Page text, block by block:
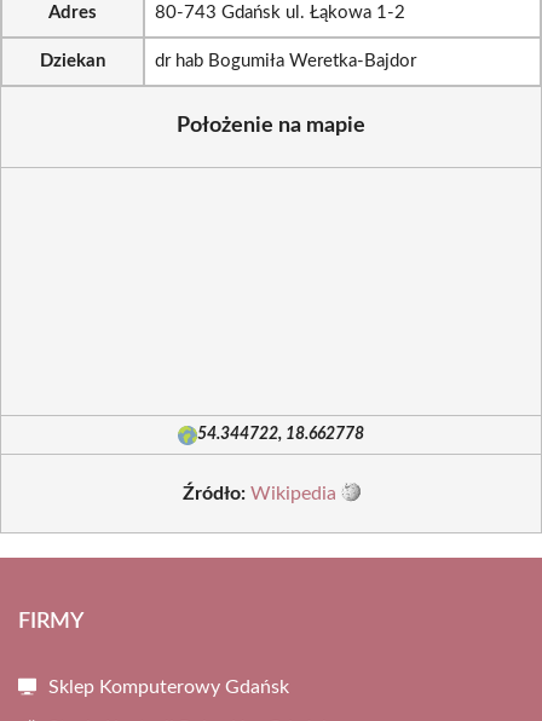
Adres 80-743 Gdańsk ul. Łąkowa 1-2
Dziekan dr hab Bogumiła Weretka-Bajdor
Położenie na mapie
54.344722, 18.662778
Źródło: Wikipedia
FIRMY
Sklep Komputerowy Gdańsk